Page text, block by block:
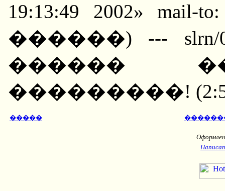
19:13:49 2002» mail-
������) --- slrn/
������
���������!
�����